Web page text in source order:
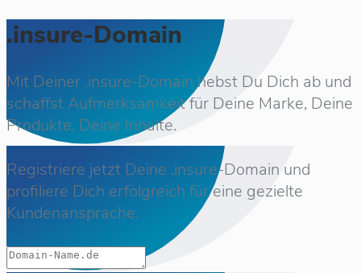
.insure-Domain
Mit Deiner .insure-Domain hebst Du Dich ab und
schaffst Aufmerksamkeit für Deine Marke, Deine
Produkte, Deine Inhalte.
Registriere jetzt Deine .insure-Domain und
profiliere Dich erfolgreich für eine gezielte
Kundenansprache.